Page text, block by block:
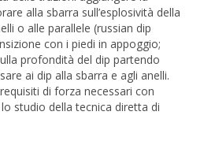
alla sbarra sull’esplosività della
o alle parallele (russian dip
con i piedi in appoggio;
profondità del dip partendo
ai dip alla sbarra e agli anelli.
di forza necessari con
studio della tecnica diretta di